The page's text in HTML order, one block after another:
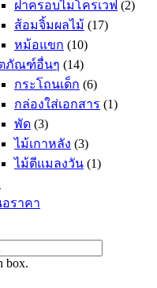
ฝาครอบไมโครเวฟ (2)
ส้อมจิ้มผลไม้ (17)
หม้อแขก (10)
ภัณฑ์อื่นๆ (14)
กระโถนเด็ก (6)
กล่องใส่เอกสาร (1)
พัด (3)
ไม้เกาหลัง (3)
ไม้ตีแมลงวัน (1)
ราคา
box.